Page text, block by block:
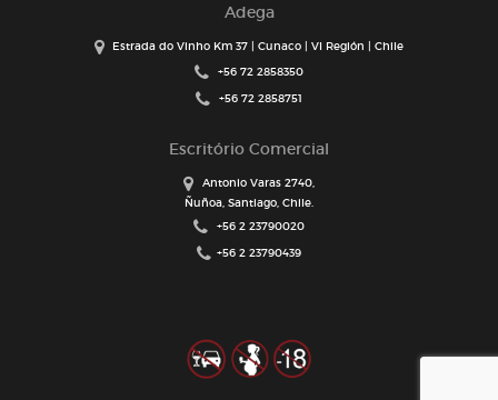
Adega
Estrada do Vinho Km 37 | Cunaco | VI Región | Chile
+56 72 2858350
+56 72 2858751
Escritório Comercial
Antonio Varas 2740,
Ñuñoa, Santiago, Chile.
+56 2 23790020
+56 2 23790439